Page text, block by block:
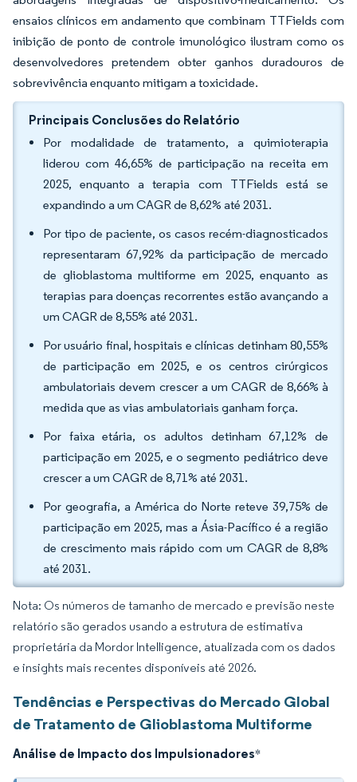
ensaios clínicos em andamento que combinam TTFields com
inibição de ponto de controle imunológico ilustram como os
desenvolvedores pretendem obter ganhos duradouros de
sobrevivência enquanto mitigam a toxicidade.
Principais Conclusões do Relatório
Por modalidade de tratamento, a quimioterapia
liderou com 46,65% de participação na receita em
2025, enquanto a terapia com TTFields está se
expandindo a um CAGR de 8,62% até 2031.
Por tipo de paciente, os casos recém-diagnosticados
representaram 67,92% da participação de mercado
de glioblastoma multiforme em 2025, enquanto as
terapias para doenças recorrentes estão avançando a
um CAGR de 8,55% até 2031.
Por usuário final, hospitais e clínicas detinham 80,55%
de participação em 2025, e os centros cirúrgicos
ambulatoriais devem crescer a um CAGR de 8,66% à
medida que as vias ambulatoriais ganham força.
Por faixa etária, os adultos detinham 67,12% de
participação em 2025, e o segmento pediátrico deve
crescer a um CAGR de 8,71% até 2031.
Por geografia, a América do Norte reteve 39,75% de
participação em 2025, mas a Ásia-Pacífico é a região
de crescimento mais rápido com um CAGR de 8,8%
até 2031.
Nota: Os números de tamanho de mercado e previsão neste
relatório são gerados usando a estrutura de estimativa
proprietária da Mordor Intelligence, atualizada com os dados
e insights mais recentes disponíveis até 2026.
Tendências e Perspectivas do Mercado Global
de Tratamento de Glioblastoma Multiforme
Análise de Impacto dos Impulsionadores*